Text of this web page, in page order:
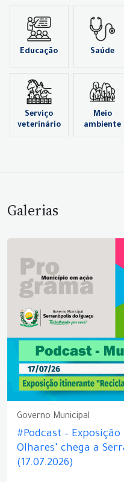
Educação Saúde
Serviço
veterinário
Meio
ambiente
Galerias
Governo Municipal
#Podcast –
Olhares" chega a
(17.07.2026)